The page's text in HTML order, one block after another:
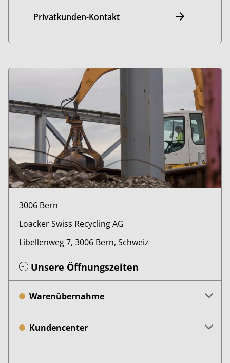
Privatkunden-Kontakt
3006 Bern
Loacker Swiss Recycling AG
Libellenweg 7, 3006 Bern, Schweiz
Unsere Öffnungszeiten
Warenübernahme
Kundencenter